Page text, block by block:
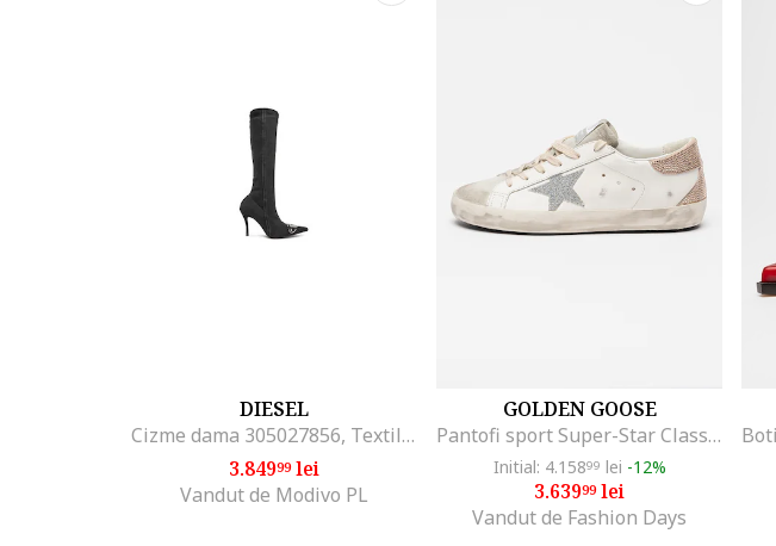
DIESEL
Cizme dama 305027856, Textil, Negru, Negru
3.84999lei
Vandut de Modivo PL
GOLDEN GOOSE
Pantofi sport Super-Star Classic cu logo stralucitor, Alb murdar/Roz prafuit
Initial: 4.15899 lei -12%
3.63999lei
Vandut de Fashion Days